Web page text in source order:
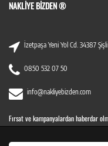
NAKLIYE BIZDEN ®
İzetpaşa Yeni Yol Cd. 34387
0850 532 07 50
info@nakliyebizden.com
Fırsat ve kampanyalardan haberdar